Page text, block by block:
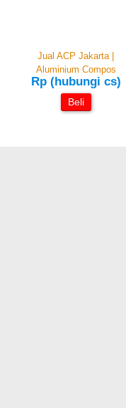
Jual ACP Jakarta |
Aluminium Compos
Rp (hubungi cs)
Beli